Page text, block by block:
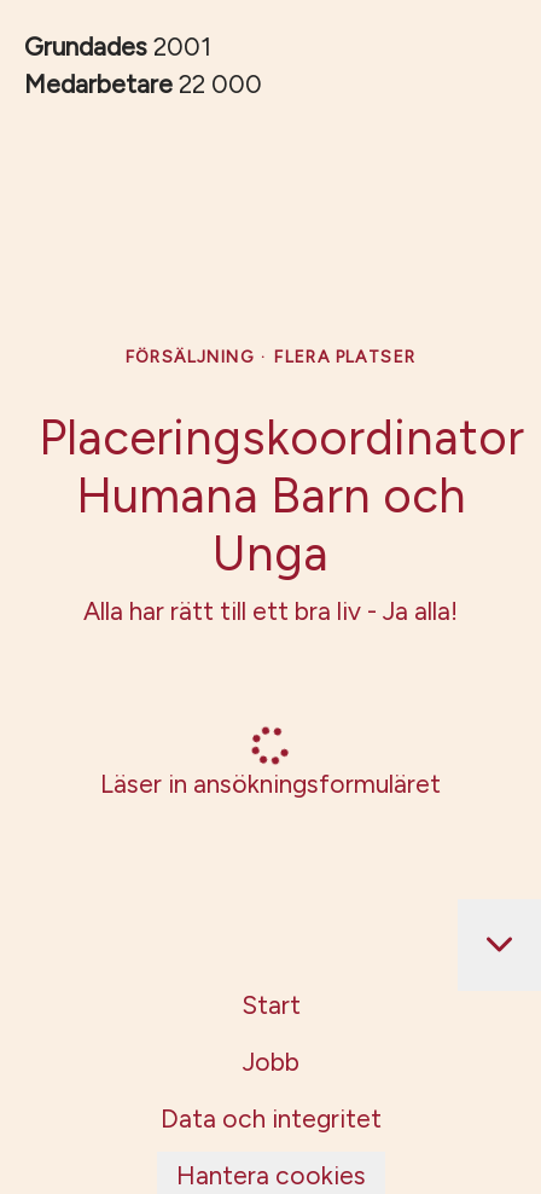
Grundades 2001
Medarbetare 22 000
FÖRSÄLJNING · FLERA PLATSER
Placeringskoordinator
Humana Barn och
Unga
Alla har rätt till ett bra liv - Ja alla!
Läser in ansökningsformuläret
Start
Jobb
Data och integritet
Hantera cookies